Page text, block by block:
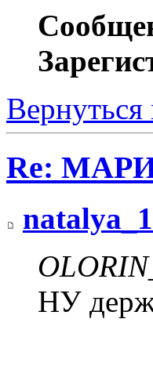
Вернуться
Re:
natalya_1
НУ